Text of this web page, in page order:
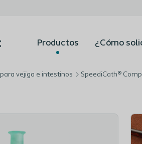
Productos ¿Cómo
vejiga e intestinos